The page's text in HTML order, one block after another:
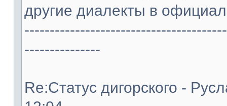
другие диалекты в
---------------
Re:Статус дигорского -